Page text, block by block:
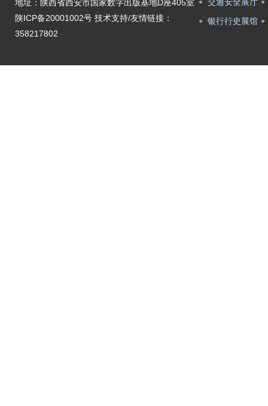
地址：陕西省西安市国家数字出版基地D座405室
陕ICP备20001002号技术支持/友情链接：
358217802
银行行史展馆